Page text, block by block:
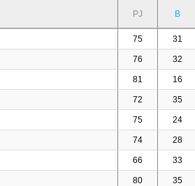
PJ B
75 31
76 32
81 16
72 35
75 24
74 28
66 33
80 35